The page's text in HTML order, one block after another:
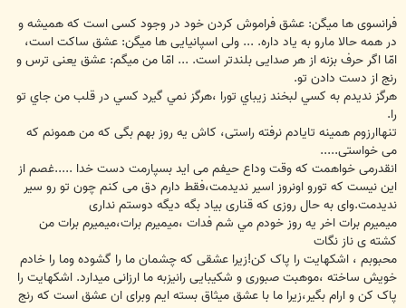
فرانسوی ها ميگن: عشق فراموش کردن خود در وجود کسی است که هميشه و
در همه حالا مارو به ياد داره. ... ولی اسپانيايی ها ميگن: عشق ساکت است،
امّا اگر حرف بزنه از هر صدايی بلندتر است. ... امّا من ميگم: عشق يعنی ترس و
رنج از دست دادن تو.
هرگز نديدم به کسي لبخند زيباي تورا‌‌‌‌‌‌‌‌‌‌ ‌‌‌‌،هرگز نمي گيرد کسي در قلب من جاي تو
را.
تنهاارزوم همینه تایادم نرفته راستی، کاش یه روز بهم بگی که من همونم که
می خواستی.....
انقدرمی خواهمت که وقت وداع حیفم می اید بسپارمت دست خدا .....غصم از
این نیست که تورو اونروز اسیر ندیدمت،فقط دارم دق می کنم چون تو رو سیر
ندیدمت.وای به حال روزی که قناری بیاد بگه دیگه دوستم نداری
ميميرم برات اخر يه روز خودم مي شم فدات ‌‌،میمیرم برات،میمیرم برات من
کشته ی ناز نگات
محبوبم ، اشکهایت را پاک کن!زیرا عشقی که چشمان ما را گشوده وما را خادم
خویش ساخته ،موهبت صبوری و شکیبایی رانیزبه ما ارزانی میدارد. اشکهایت را
پاک کن و ارام بگیر،زیرا ما با عشق میثاق بسته ایم وبرای ان عشق است که رنج